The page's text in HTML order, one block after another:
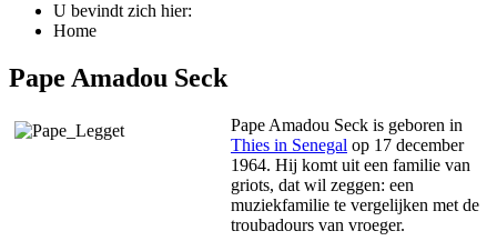
U bevindt zich hier:
Home
Pape Amadou Seck
Pape Amadou Seck is geboren in
Thies in Senegal op 17 december
1964. Hij komt uit een familie van
griots, dat wil zeggen: een
muziekfamilie te vergelijken met de
troubadours van vroeger.